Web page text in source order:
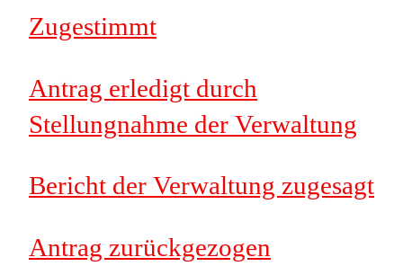
Zugestimmt
Antrag erledigt durch
Stellungnahme der Verwaltung
Bericht der Verwaltung zugesagt
Antrag zurückgezogen